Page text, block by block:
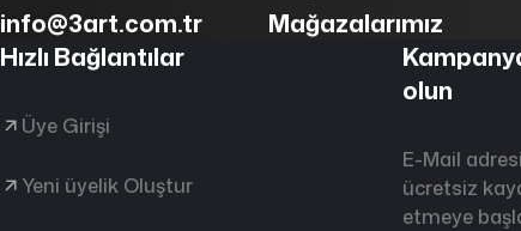
info@3art.com.tr Mağazalarımız
Hızlı Bağlantılar
Üye Girişi
Yeni üyelik Oluştur
olun
E-Mail
ücretsiz
etmeye